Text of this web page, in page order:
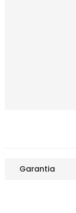
Garantia